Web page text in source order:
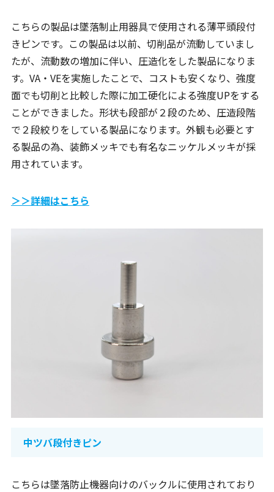
こちらの製品は墜落制止用器具で使用される薄平頭段付
きピンです。この製品は以前、切削品が流動していまし
たが、流動数の増加に伴い、圧造化をした製品になりま
す。VA・VEを実施したことで、コストも安くなり、強度
面でも切削と比較した際に加工硬化による強度UPをする
ことができました。形状も段部が２段のため、圧造段階
で２段絞りをしている製品になります。外観も必要とす
る製品の為、装飾メッキでも有名なニッケルメッキが採
用されています。
＞＞詳細はこちら
中ツバ段付きピン
こちらは墜落防止機器向けのバックルに使用されており